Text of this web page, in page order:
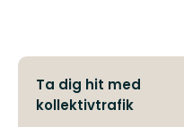
Ta dig hit med
kollektivtrafik